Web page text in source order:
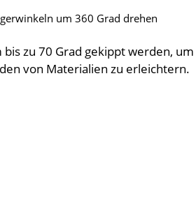
um 360 Grad drehen
zu 70 Grad gekippt werden,
von Materialien zu erleichtern.